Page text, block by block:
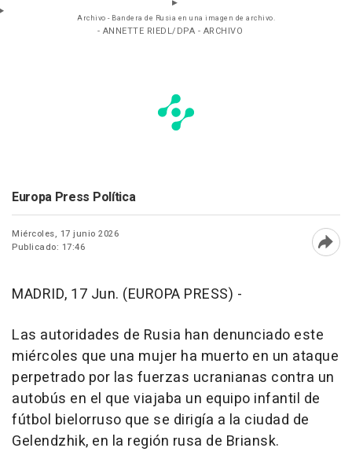
Archivo - Bandera de Rusia en una imagen de archivo.
- ANNETTE RIEDL/DPA - ARCHIVO
Europa Press Política
Miércoles, 17 junio 2026
Publicado: 17:46
MADRID, 17 Jun. (EUROPA PRESS) -
Las autoridades de Rusia han denunciado este
miércoles que una mujer ha muerto en un ataque
perpetrado por las fuerzas ucranianas contra un
autobús en el que viajaba un equipo infantil de
fútbol bielorruso que se dirigía a la ciudad de
Gelendzhik, en la región rusa de Briansk.